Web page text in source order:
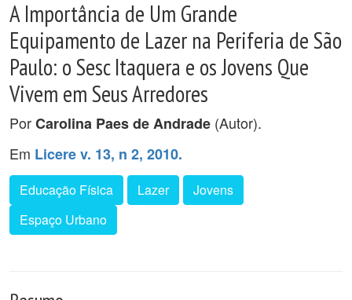
A Importância de Um Grande
Equipamento de Lazer na Periferia de São
Paulo: o Sesc Itaquera e os Jovens Que
Vivem em Seus Arredores
PorCarolina Paes de Andrade (Autor).
Em Licere v. 13, n 2, 2010.
Educação Física Lazer
Jovens
Espaço Urbano